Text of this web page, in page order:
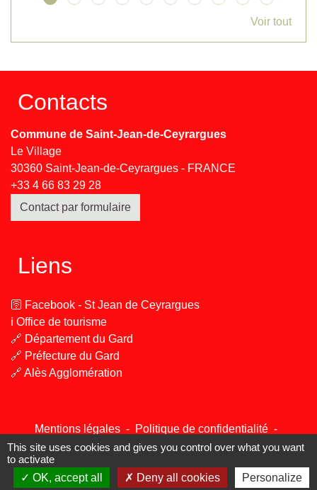
Voir tout
Contacts
Commune de Saint-Jean-de-Ceyrargues
Le Village
30360 Saint-Jean-de-Ceyrargues - FRANCE
+33 4 66 83 29 28
Contact par formulaire
Liens
🛜 Facebook - St Jean de Ceyrargues
ℹ️ Office de tourisme
🔗 Département du Gard
🔗 Préfecture du Gard
🔗 Alès Agglomération
Mentions légales - Politique de confidentialité -
Accessibilité - Plan du site - Gestion des cookies
Site créé en partenariat avec Réseau des Communes
This site uses cookies and gives you control over what you want
to activate
OK, accept all
Deny all cookies Personalize